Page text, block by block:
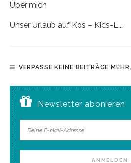
Über mich
Unser Urlaub auf Kos – Kids-L...
VERPASSE KEINE BEITRÄGE MEHR.
Newsletter abonieren